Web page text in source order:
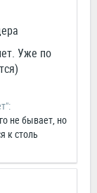
Уже по
не бывает, но
к столь